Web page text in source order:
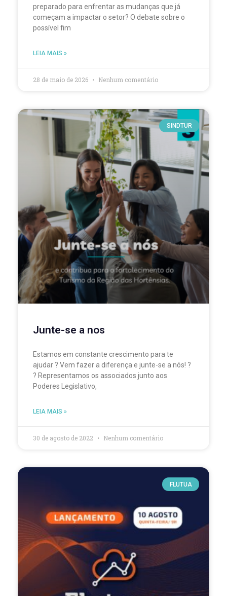
preparado para enfrentar as mudanças que já
começam a impactar o setor? O debate sobre o
possível fim
LEIA MAIS »
28 de maio de 2026 Nenhum comentário
SINDTUR
Junte-se a nos
Estamos em constante crescimento para te
ajudar ? Vem fazer a diferença e junte-se a nós! ?
? Representamos os associados junto aos
Poderes Legislativo,
LEIA MAIS »
30 de agosto de 2022 Nenhum comentário
FLUTUA